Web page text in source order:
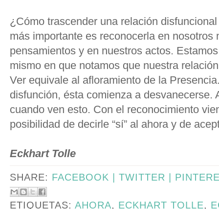
¿Cómo trascender una relación
más importante es reconocerla en nosotros
pensamientos y en nuestros actos.
mismo en que notamos que nuestra
Ver equivale al afloramiento de la
disfunción, ésta comienza a desvanecerse.
cuando ven esto. Con el reconocimiento
posibilidad de decirle “sí” al ahora y de
Eckhart Tolle
SHARE: FACEBOOK | TWITTER |
ETIQUETAS: AHORA, ECKHART TOLLE,